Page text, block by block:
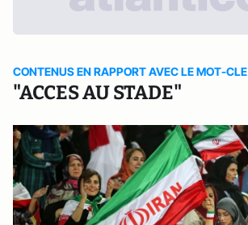
CONTENUS EN RAPPORT AVEC LE MOT-CLE
"ACCES AU STADE"